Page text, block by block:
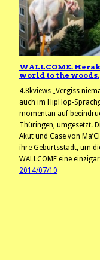
WALLCOME.
world to the woods.
4.8kviews „Vergiss
auch im HipHop-
momentan auf
Thüringen, umgesetzt.
Akut und Case von
ihre Geburtsstadt, um
WALLCOME eine
2014/07/10